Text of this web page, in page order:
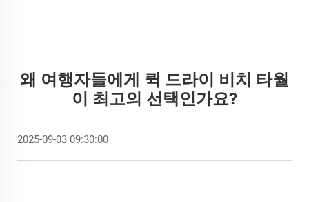
왜 여행자들에게 퀵 드라이 비치 타월
이 최고의 선택인가요?
2025-09-03 09:30:00